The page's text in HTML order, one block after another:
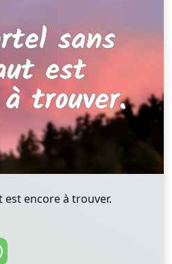
encore à trouver.